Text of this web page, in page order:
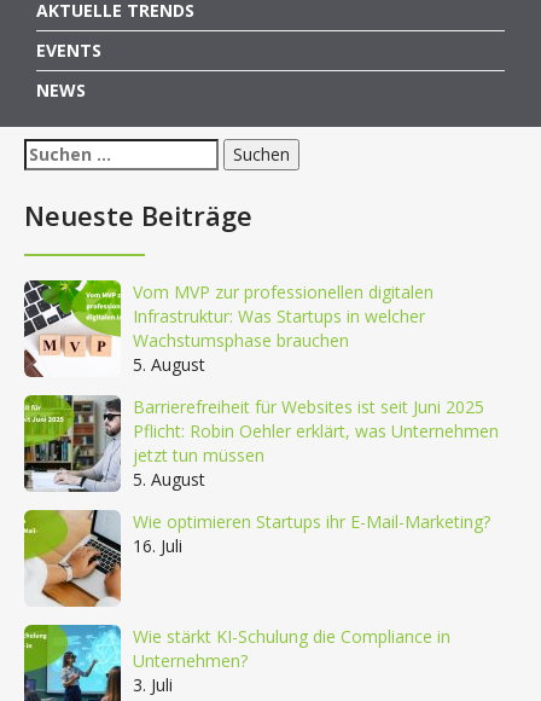
AKTUELLE TRENDS
EVENTS
NEWS
Suchen
nach:
Neueste Beiträge
Vom MVP zur professionellen digitalen
Infrastruktur: Was Startups in welcher
Wachstumsphase brauchen
5. August
Barrierefreiheit für Websites ist seit Juni 2025
Pflicht: Robin Oehler erklärt, was Unternehmen
jetzt tun müssen
5. August
Wie optimieren Startups ihr E-Mail-Marketing?
16. Juli
Wie stärkt KI-Schulung die Compliance in
Unternehmen?
3. Juli